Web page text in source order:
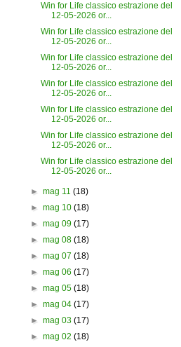
Win for Life classico estrazione del
12-05-2026 or...
Win for Life classico estrazione del
12-05-2026 or...
Win for Life classico estrazione del
12-05-2026 or...
Win for Life classico estrazione del
12-05-2026 or...
Win for Life classico estrazione del
12-05-2026 or...
Win for Life classico estrazione del
12-05-2026 or...
Win for Life classico estrazione del
12-05-2026 or...
► mag 11 (18)
► mag 10 (18)
► mag 09 (17)
► mag 08 (18)
► mag 07 (18)
► mag 06 (17)
► mag 05 (18)
► mag 04 (17)
► mag 03 (17)
► mag 02 (18)